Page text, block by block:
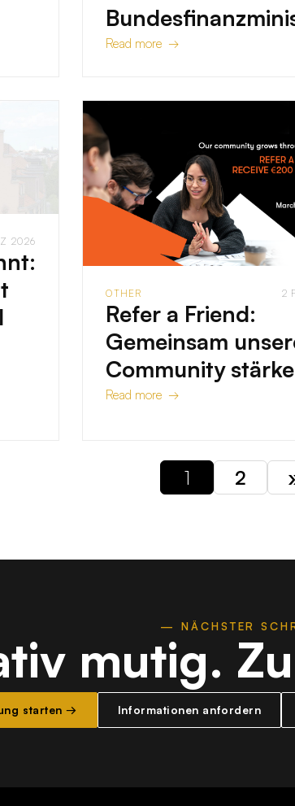
Read more →
2026
OTHER 2
Refer a Friend:
Gemeinsam
Community
Read more →
1 2
— NÄCHSTER
mutig.
starten → Informationen anfordern